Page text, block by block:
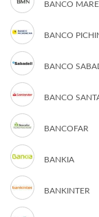
BANCO
BANCO
BANCO
BANCO
BANCOFAR
BANKIA
BANKINTER